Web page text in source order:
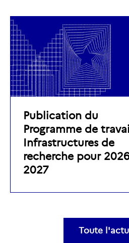
Publication du
Programme de
Infrastructures de
recherche pour
2027
Toute